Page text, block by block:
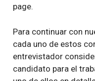
page.
Para continuar con
cada uno de estos
entrevistador
candidato para el